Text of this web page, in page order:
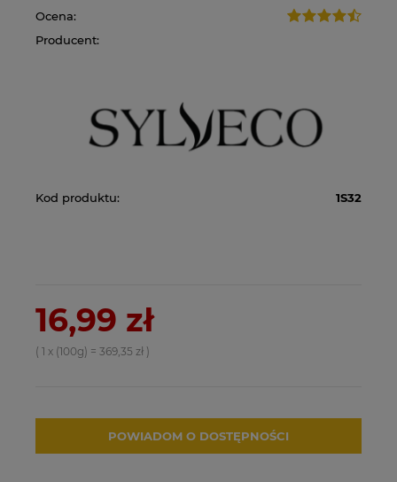
Ocena:
Producent:
Kod produktu: 1S32
16,99 zł
( 1 x (100g) = 369,35 zł )
POWIADOM O DOSTĘPNOŚCI